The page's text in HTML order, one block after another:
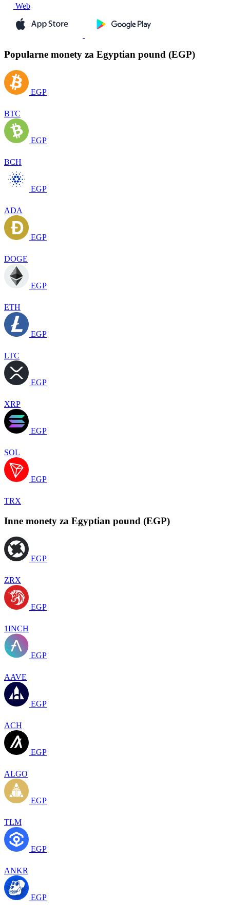
Web
Popularne monety za Egyptian pound (EGP)
EGP
BTC
EGP
BCH
EGP
ADA
EGP
DOGE
EGP
ETH
EGP
LTC
EGP
XRP
EGP
SOL
EGP
TRX
Inne monety za Egyptian pound (EGP)
EGP
ZRX
EGP
1INCH
EGP
AAVE
EGP
ACH
EGP
ALGO
EGP
TLM
EGP
ANKR
EGP